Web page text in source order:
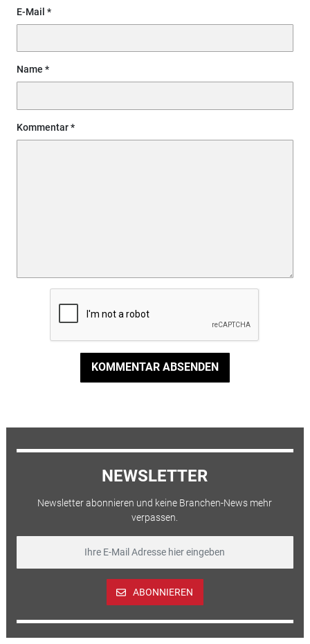
E-Mail
Name
Kommentar
KOMMENTAR ABSENDEN
NEWSLETTER
Newsletter abonnieren und keine Branchen-News mehr
verpassen.
ABONNIEREN